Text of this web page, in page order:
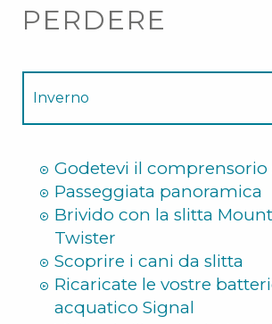
PERDERE
Inverno
Godetevi il comprensorio
Passeggiata panoramica
Brivido con la slitta
Twister
Scoprire i cani da slitta
Ricaricate le vostre
acquatico Signal